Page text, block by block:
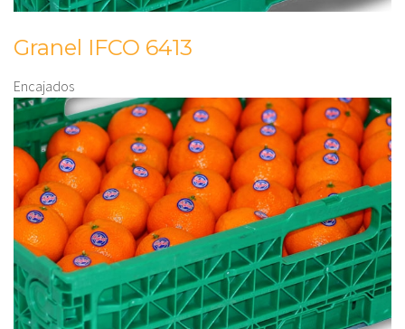
Granel IFCO 6413
Encajados